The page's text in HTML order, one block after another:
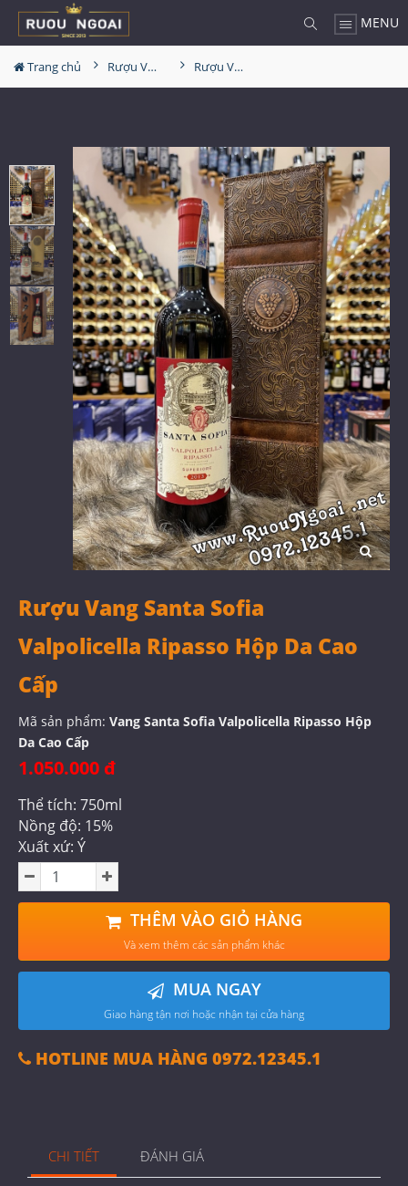
MENU
Trang chủ Rượu Vang Hộp Quà Rượu Vang Santa Sofia Valpolicella Ripasso Hộp Da Cao Cấp
Rượu Vang Santa Sofia
Valpolicella Ripasso Hộp Da Cao
Cấp
Mã sản phẩm: Vang Santa Sofia Valpolicella Ripasso Hộp
Da Cao Cấp
1.050.000 đ
Thể tích: 750ml
Nồng độ: 15%
Xuất xứ: Ý
THÊM VÀO GIỎ HÀNG
Và xem thêm các sản phẩm khác
MUA NGAY
Giao hàng tận nơi hoặc nhận tại cửa hàng
HOTLINE MUA HÀNG 0972.12345.1
CHI TIẾT ĐÁNH GIÁ